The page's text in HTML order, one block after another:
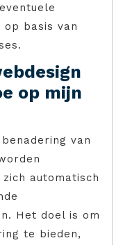
basis van
op mijn
van
automatisch
Het doel is om
te bieden,